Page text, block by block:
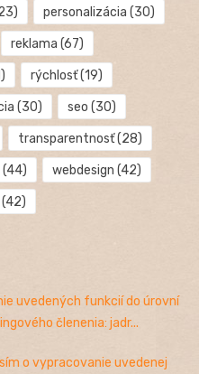
personalizácia (30)
reklama (67)
rýchlosť(19)
(30) seo (30)
transparentnosť(28)
(44) webdesign (42)
uvedených funkcií do úrovní
členenia: jadr...
o vypracovanie uvedenej